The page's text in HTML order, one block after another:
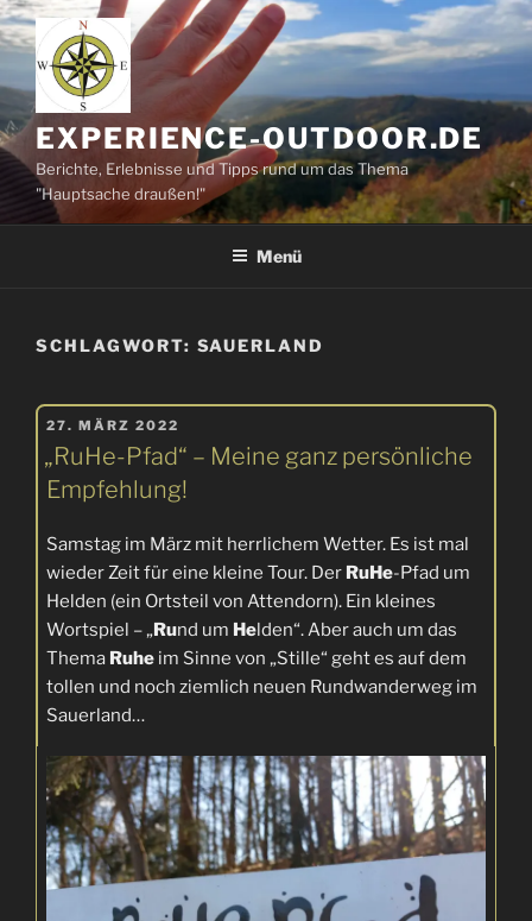
Zum
Inhalt
springen
EXPERIENCE-OUTDOOR.DE
Berichte, Erlebnisse und Tipps rund um das Thema
"Hauptsache draußen!"
Menü
SCHLAGWORT: SAUERLAND
VERÖFFENTLICHT
AM
27. MÄRZ 2022
„RuHe-Pfad“ – Meine ganz persönliche
Empfehlung!
Samstag im März mit herrlichem Wetter. Es ist mal
wieder Zeit für eine kleine Tour. Der RuHe-Pfad um
Helden (ein Ortsteil von Attendorn). Ein kleines
Wortspiel – „Rund um Helden“. Aber auch um das
Thema Ruhe im Sinne von „Stille“ geht es auf dem
tollen und noch ziemlich neuen Rundwanderweg im
Sauerland…